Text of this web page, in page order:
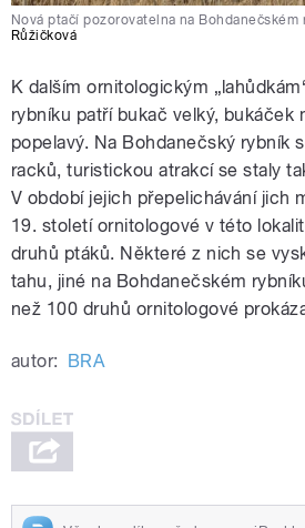
Nová ptačí pozorovatelna na Bohdanečském
Růžičková
K dalším ornitologickým
rybníku patří bukač velký, bukáček
popelavý. Na Bohdanečský rybník
racků, turistickou atrakcí se staly
V období jejich přepelichávání jich
19. století ornitologové v této
druhů ptáků. Některé z nich se
tahu, jiné na Bohdanečském
než 100 druhů ornitologové
autor: BRA